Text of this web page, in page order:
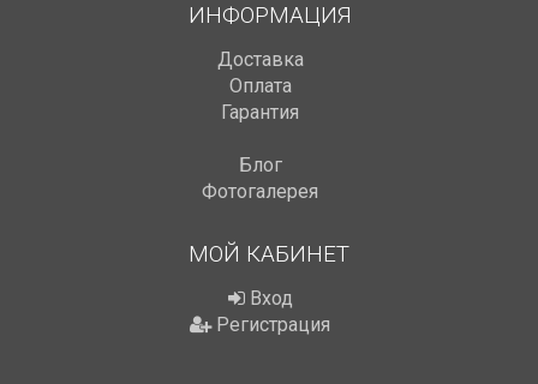
ИНФОРМАЦИЯ
Доставка
Оплата
Гарантия
Блог
Фотогалерея
МОЙ КАБИНЕТ
Вход
Регистрация